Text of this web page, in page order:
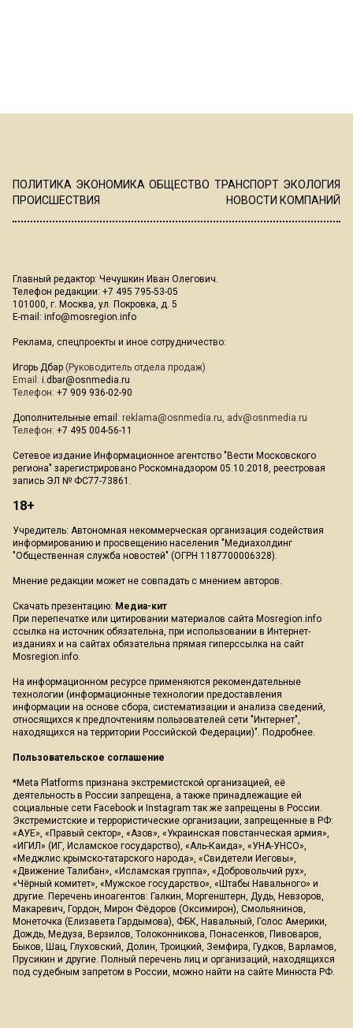
ПОЛИТИКА ЭКОНОМИКА ОБЩЕСТВО ТРАНСПОРТ ЭКОЛОГИЯ
ПРОИСШЕСТВИЯ
НОВОСТИ КОМПАНИЙ
Главный редактор: Чечушкин Иван Олегович.
Телефон редакции: +7 495 795-53-05
101000, г. Москва, ул. Покровка, д. 5
E-mail: info@mosregion.info
Реклама, спецпроекты и иное сотрудничество:
Игорь Дбар (Руководитель отдела продаж)
Email: i.dbar@osnmedia.ru
Телефон: +7 909 936-02-90
Дополнительные email: reklama@osnmedia.ru, adv@osnmedia.ru
Телефон: +7 495 004-56-11
Сетевое издание Информационное агентство "Вести Московского
региона" зарегистрировано Роскомнадзором 05.10.2018, реестровая
запись ЭЛ № ФС77-73861.
18+
Учредитель: Автономная некоммерческая организация содействия
информированию и просвещению населения "Медиахолдинг
"Общественная служба новостей" (ОГРН 1187700006328).
Мнение редакции может не совпадать с мнением авторов.
Скачать презентацию: Медиа-кит
При перепечатке или цитировании материалов сайта Mosregion.info
ссылка на источник обязательна, при использовании в Интернет-
изданиях и на сайтах обязательна прямая гиперссылка на сайт
Mosregion.info.
На информационном ресурсе применяются рекомендательные
технологии (информационные технологии предоставления
информации на основе сбора, систематизации и анализа сведений,
относящихся к предпочтениям пользователей сети "Интернет",
находящихся на территории Российской Федерации)". Подробнее.
Пользовательское соглашение
*Meta Platforms признана экстремистской организацией, её
деятельность в России запрещена, а также принадлежащие ей
социальные сети Facebook и Instagram так же запрещены в России.
Экстремистские и террористические организации, запрещенные в РФ:
«АУЕ», «Правый сектор», «Азов», «Украинская повстанческая армия»,
«ИГИЛ» (ИГ, Исламское государство), «Аль-Каида», «УНА-УНСО»,
«Меджлис крымско-татарского народа», «Свидетели Иеговы»,
«Движение Талибан», «Исламская группа», «Добровольчий рух»,
«Чёрный комитет», «Мужское государство», «Штабы Навального» и
другие. Перечень иноагентов: Галкин, Моргенштерн, Дудь, Невзоров,
Макаревич, Гордон, Мирон Фёдоров (Оксимирон), Смольянинов,
Монеточка (Елизавета Гардымова), ФБК, Навальный, Голос Америки,
Дождь, Медуза, Верзилов, Толоконникова, Понасенков, Пивоваров,
Быков, Шац, Глуховский, Долин, Троицкий, Земфира, Гудков, Варламов,
Прусикин и другие. Полный перечень лиц и организаций, находящихся
под судебным запретом в России, можно найти на сайте Минюста РФ.